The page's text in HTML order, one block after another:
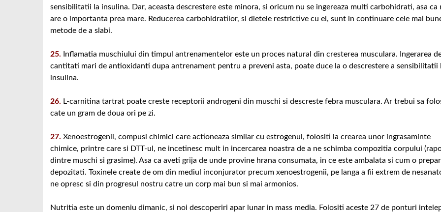
sensibilitatii la insulina. Dar, aceasta descrestere este minora, si oricum nu se ingereaza multi carbohidrati, asa ca
are o importanta prea mare. Reducerea carbohidratilor, si dietele restrictive cu ei, sunt in continuare cele mai
metode de a slabi.
25. Inflamatia muschiului din timpul antrenamentelor este un proces natural din cresterea musculara. Ingerarea
cantitati mari de antioxidanti dupa antrenament pentru a preveni asta, poate duce la o descrestere a sensibilitatii
insulina.
26. L-carnitina tartrat poate creste receptorii androgeni din muschi si descreste febra musculara. Ar trebui sa
cate un gram de doua ori pe zi.
27. Xenoestrogenii, compusi chimici care actioneaza similar cu estrogenul, folositi la crearea unor ingrasaminte
chimice, printre care si DTT-ul, ne incetinesc mult in incercarea noastra de a ne schimba compozitia corpului
dintre muschi si grasime). Asa ca aveti grija de unde provine hrana consumata, in ce este ambalata si cum o
depozitati. Toxinele create de om din mediul inconjurator precum xenoestrogenii, pe langa a fii extrem de
ne opresc si din progresul nostru catre un corp mai bun si mai armonios.
Nutritia este un domeniu dimanic, si noi descoperiri apar lunar in mass media. Folositi aceste 27 de ponturi